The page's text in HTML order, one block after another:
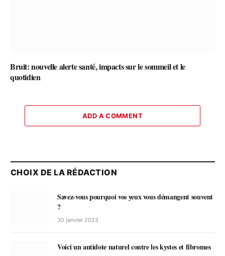
Bruit: nouvelle alerte santé, impacts sur le sommeil et le
quotidien
ADD A COMMENT
CHOIX DE LA RÉDACTION
Savez-vous pourquoi vos yeux vous démangent souvent
?
30 janvier 2023
Voici un antidote naturel contre les kystes et fibromes